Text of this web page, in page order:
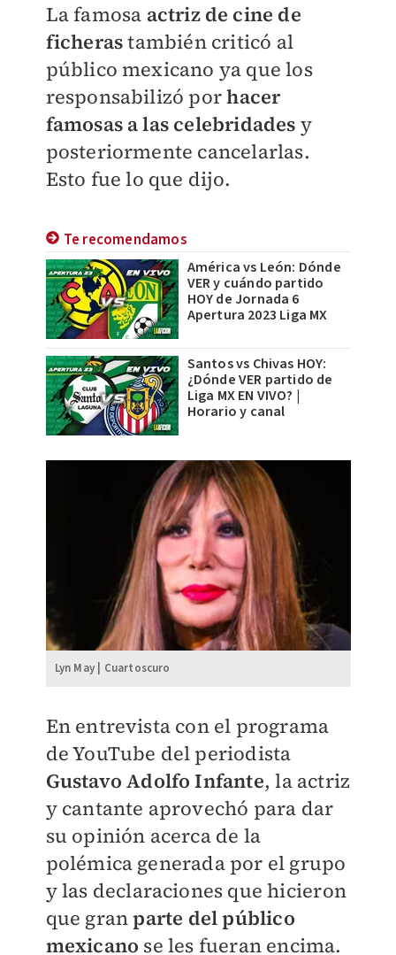
La famosa actriz de cine de
ficherastambién criticó al
público mexicano ya que los
responsabilizó porhacer
famosas a las celebridades y
posteriormente cancelarlas.
Esto fue lo que dijo.
Te recomendamos
América vs León: Dónde
VER y cuándo partido
HOY de Jornada 6
Apertura 2023 Liga MX
Santos vs Chivas HOY:
¿Dónde VER partido de
Liga MX EN VIVO? |
Horario y canal
Lyn May | Cuartoscuro
En entrevista con el programa
de YouTube del periodista
Gustavo Adolfo Infante, la actriz
y cantante aprovechó para dar
su opinión acerca de la
polémica generada por el grupo
y las declaraciones que hicieron
que granparte del público
mexicano se les fueran encima.